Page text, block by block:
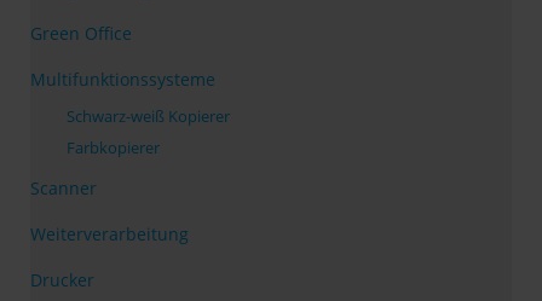
Green Office
Multifunktionssysteme
Schwarz-weiß Kopierer
Farbkopierer
Scanner
Weiterverarbeitung
Drucker